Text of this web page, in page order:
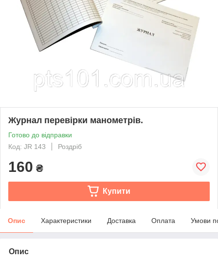
Журнал перевірки манометрів.
Готово до відправки
Код: JR 143
Роздріб
160 ₴
Купити
Опис Характеристики Доставка Оплата Умови
Опис